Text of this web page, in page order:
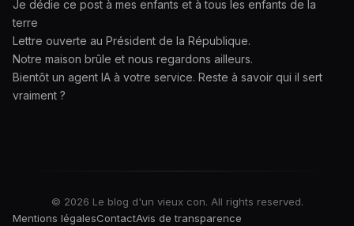
Je dédie ce post à mes enfants et à tous les enfants de la
terre
Lettre ouverte au Président de la République.
Notre maison brûle et nous regardons ailleurs.
Bientôt un agent IA à votre service. Reste à savoir qui il sert
vraiment ?
© 2026 Le blog d'un vieux con. All rights reserved.
Mentions légalesContactAvis de transparence